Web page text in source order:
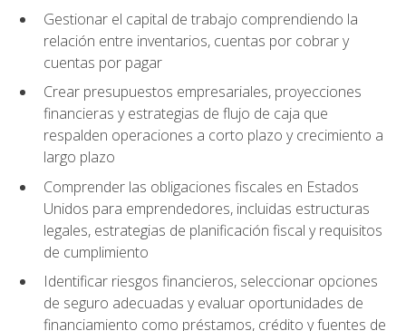
Gestionar el capital de trabajo comprendiendo la
relación entre inventarios, cuentas por cobrar y
cuentas por pagar
Crear presupuestos empresariales, proyecciones
financieras y estrategias de flujo de caja que
respalden operaciones a corto plazo y crecimiento a
largo plazo
Comprender las obligaciones fiscales en Estados
Unidos para emprendedores, incluidas estructuras
legales, estrategias de planificación fiscal y requisitos
de cumplimiento
Identificar riesgos financieros, seleccionar opciones
de seguro adecuadas y evaluar oportunidades de
financiamiento como préstamos, crédito y fuentes de